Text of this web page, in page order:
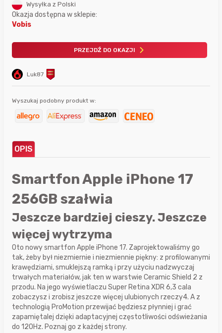
Luk87
Wysyłka z Polski
Okazja dostępna w sklepie:
Vobis
PRZEJDŹ DO OKAZJI
Wyszukaj podobny produkt w:
OPIS
Smartfon Apple iPhone 17
256GB szałwia
Jeszcze bardziej cieszy. Jeszcze
więcej wytrzyma
Oto nowy smartfon Apple iPhone 17. Zaprojektowaliśmy go
tak, żeby był niezmiernie i niezmiennie piękny: z profilowanymi
krawędziami, smuklejszą ramką i przy użyciu nadzwyczaj
trwałych materiałów, jak ten w warstwie Ceramic Shield 2 z
przodu. Na jego wyświetlaczu Super Retina XDR 6,3 cala
zobaczysz i zrobisz jeszcze więcej ulubionych rzeczy4. A z
technologią ProMotion przewijać będziesz płynniej i grać
zapamiętalej dzięki adaptacyjnej częstotliwości odświeżania
do 120Hz. Poznaj go z każdej strony.